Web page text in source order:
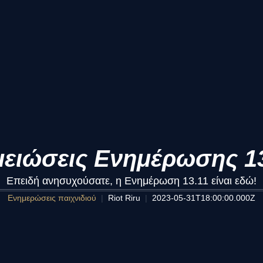
Ενημέρωσης
Επειδή ανησυχούσατε, η Ενημέρωση 13.11 είναι εδώ!
Ενημερώσεις παιχνιδιού Riot Riru 2023-05-31T18:00:00.000Z